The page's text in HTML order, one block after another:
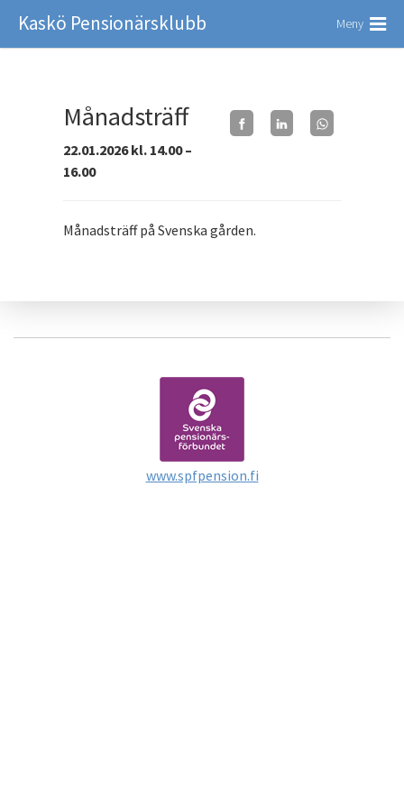
Kaskö Pensionärsklubb Meny
Månadsträff
22.01.2026 kl. 14.00 –
16.00
Månadsträff på Svenska gården.
www.spfpension.fi